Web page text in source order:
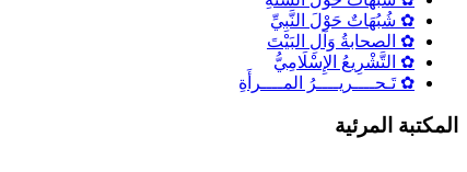
✿ شُبُهَاتٌ حَوْلَ النَّبِيِّ
✿ الصحابةُ وَآلِ البَيْتَ
✿ التَّشْرِيعُ الإِسْلَامِيُّ
✿ تَـحــــريــــرُ المــــرأَةِ
المكتبة المرئية